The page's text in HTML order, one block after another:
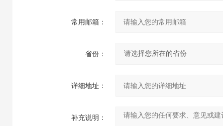
常用邮箱：
省份：
详细地址：
补充说明：